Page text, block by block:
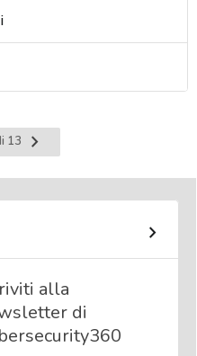
13
Pagina
successiva
alla
di